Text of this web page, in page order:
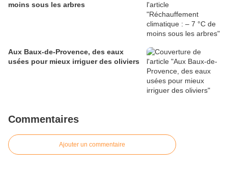
moins sous les arbres
Aux Baux-de-Provence, des eaux
usées pour mieux irriguer des oliviers
Commentaires
Ajouter un commentaire